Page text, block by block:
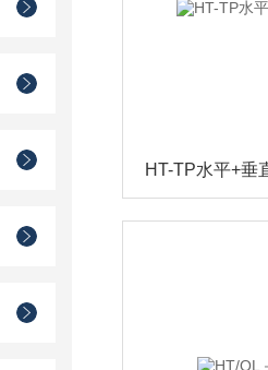
HT-TP水平+垂